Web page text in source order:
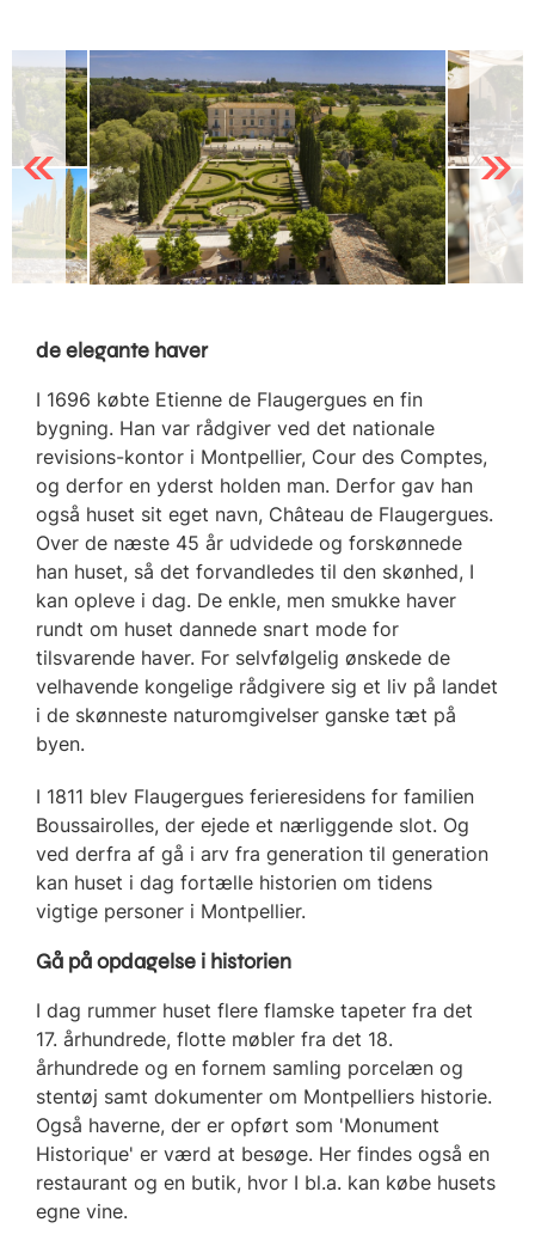
Previous Next
de elegante haver
I 1696 købte Etienne de Flaugergues en fin
bygning. Han var rådgiver ved det nationale
revisions-kontor i Montpellier, Cour des Comptes,
og derfor en yderst holden man. Derfor gav han
også huset sit eget navn, Château de Flaugergues.
Over de næste 45 år udvidede og forskønnede
han huset, så det forvandledes til den skønhed, I
kan opleve i dag. De enkle, men smukke haver
rundt om huset dannede snart mode for
tilsvarende haver. For selvfølgelig ønskede de
velhavende kongelige rådgivere sig et liv på landet
i de skønneste naturomgivelser ganske tæt på
byen.
I 1811 blev Flaugergues ferieresidens for familien
Boussairolles, der ejede et nærliggende slot. Og
ved derfra af gå i arv fra generation til generation
kan huset i dag fortælle historien om tidens
vigtige personer i Montpellier.
Gå på opdagelse i historien
I dag rummer huset flere flamske tapeter fra det
17. århundrede, flotte møbler fra det 18.
århundrede og en fornem samling porcelæn og
stentøj samt dokumenter om Montpelliers historie.
Også haverne, der er opført som 'Monument
Historique' er værd at besøge. Her findes også en
restaurant og en butik, hvor I bl.a. kan købe husets
egne vine.